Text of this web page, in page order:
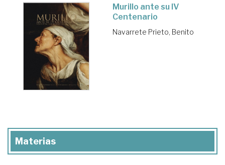
Murillo ante su IV
Centenario
Navarrete Prieto, Benito
Materias